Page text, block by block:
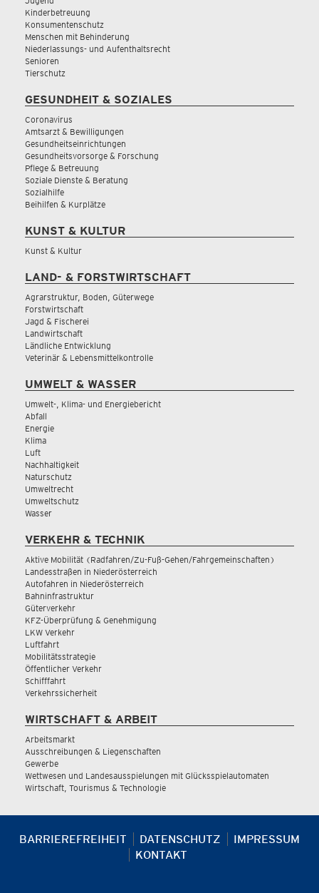
Kinderbetreuung
Konsumentenschutz
Menschen mit Behinderung
Niederlassungs- und Aufenthaltsrecht
Senioren
Tierschutz
GESUNDHEIT & SOZIALES
Coronavirus
Amtsarzt & Bewilligungen
Gesundheitseinrichtungen
Gesundheitsvorsorge & Forschung
Pflege & Betreuung
Soziale Dienste & Beratung
Sozialhilfe
Beihilfen & Kurplätze
KUNST & KULTUR
Kunst & Kultur
LAND- & FORSTWIRTSCHAFT
Agrarstruktur, Boden, Güterwege
Forstwirtschaft
Jagd & Fischerei
Landwirtschaft
Ländliche Entwicklung
Veterinär & Lebensmittelkontrolle
UMWELT & WASSER
Umwelt-, Klima- und Energiebericht
Abfall
Energie
Klima
Luft
Nachhaltigkeit
Naturschutz
Umweltrecht
Umweltschutz
Wasser
VERKEHR & TECHNIK
Aktive Mobilität (Radfahren/Zu-Fuß-Gehen/Fahrgemeinschaften)
Landesstraßen in Niederösterreich
Autofahren in Niederösterreich
Bahninfrastruktur
Güterverkehr
KFZ-Überprüfung & Genehmigung
LKW Verkehr
Luftfahrt
Mobilitätsstrategie
Öffentlicher Verkehr
Schifffahrt
Verkehrssicherheit
WIRTSCHAFT & ARBEIT
Arbeitsmarkt
Ausschreibungen & Liegenschaften
Gewerbe
Wettwesen und Landesausspielungen mit Glücksspielautomaten
Wirtschaft, Tourismus & Technologie
BARRIEREFREIHEIT DATENSCHUTZ
IMPRESSUM
KONTAKT